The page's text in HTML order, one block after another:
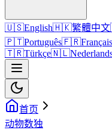
🇺🇸English🇭🇰繁體中文
🇵🇹Português🇫🇷Français
🇹🇷Türkçe🇳🇱
首页
动物数独